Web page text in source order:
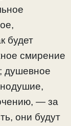
будет
смирение
душевное
— за
они будут